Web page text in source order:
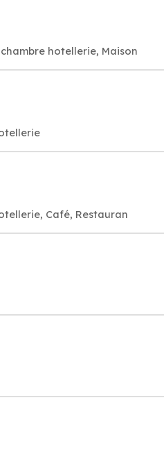
hotellerie, Maison
Café, Restauran